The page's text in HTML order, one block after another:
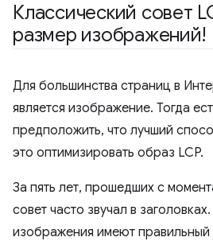
Классический совет
размер изображений!
Для большинства страниц в
является изображение. Тогда
предположить, что лучший
это оптимизировать образ LCP.
За пять лет, прошедших с
совет часто звучал в
изображения имеют